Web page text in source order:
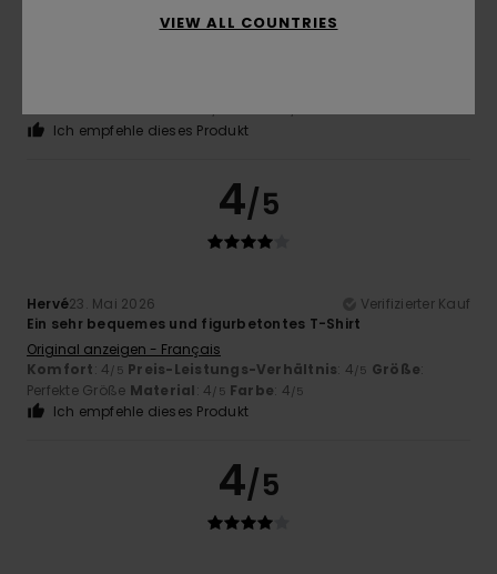
2. Juni 2026
Ich empfehle dieses Produkt
4/5
Hervé23. Mai 2026
Verifizierter Kauf
Ein sehr bequemes und figurbetontes T-Shirt
Original anzeigen - Français
Komfort: 4/5 Preis-Leistungs-Verhältnis: 4/5 Größe:
Perfekte Größe Material: 4/5 Farbe: 4/5
Ich empfehle dieses Produkt
4/5
VIEW ALL COUNTRIES